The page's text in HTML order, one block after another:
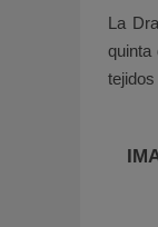
La
quinta